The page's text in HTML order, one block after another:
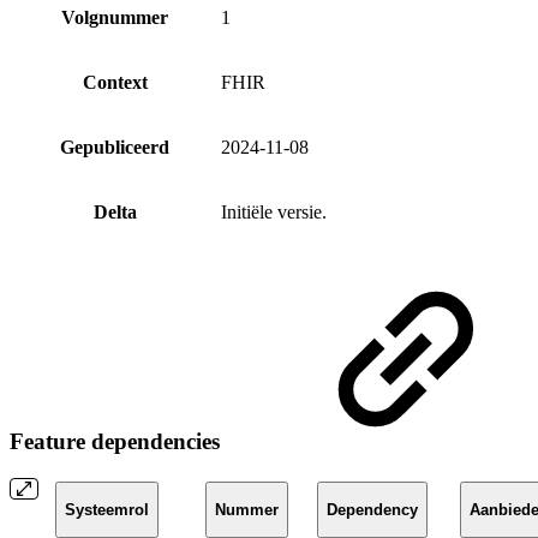
Volgnummer 1
Context FHIR
Gepubliceerd 2024-11-08
Delta Initiële versie.
Feature dependencies
Systeemrol Nummer Dependency